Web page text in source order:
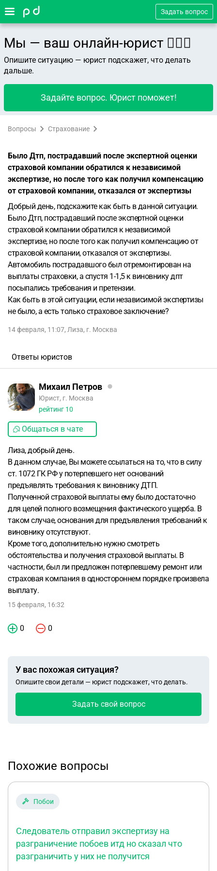
Задать вопрос
Мы — ваш онлайн-юрист 👨🏻‍⚖️
Опишите ситуацию — юрист подскажет, что делать
дальше.
Задайте вопрос. Юрист поможет!
Вопросы Страхование
Было Дтп, пострадавший после экспертной оценки
страховой компании обратился к независимой
экспертизе, но после того как получил компенсацию
от страховой компании, отказался от экспертизы
Добрый день, подскажите как быть в данной ситуации.
Было Дтп, пострадавший после экспертной оценки
страховой компании обратился к независимой
экспертизе, но после того как получил компенсацию от
страховой компании, отказался от экспертизы.
Автомобиль пострадавшого был отремонтирован на
выплаты страховки, а спустя 1-1,5 к виновнику дпт
посыпались требования и претензии.
Как быть в этой ситуации, если независимой экспертизы
не было, а есть только страховое заключение?
14 февраля, 11:07, Лиза, г. Москва
Ответы юристов
Михаил Петров
Юрист, г. Москва
рейтинг 10
Общаться в чате
Лиза, добрый день.
В данном случае, Вы можете ссылаться на то, что в силу
ст. 1072 ГК РФ у потерпевшего нет оснований
предъявлять требования к виновнику ДТП.
Полученной страховой выплаты ему было достаточно
для целей полного возмещения фактического ущерба. В
таком случае, основания для предъявления требований к
виновнику отсутствуют.
Кроме того, дополнительно нужно смотреть
обстоятельства и получения страховой выплаты. В
частности, был ли предложен потерпевшему ремонт или
страховая компания в одностороннем порядке произвела
выплату.
15 февраля, 16:32
0 0
У вас похожая ситуация?
Опишите свои детали — юрист подскажет, что делать.
Задать свой вопрос
Похожие вопросы
Побои
Следователь отправил экспертизу на
разграничение побоев итд но сказал что
разграничить у них не получится